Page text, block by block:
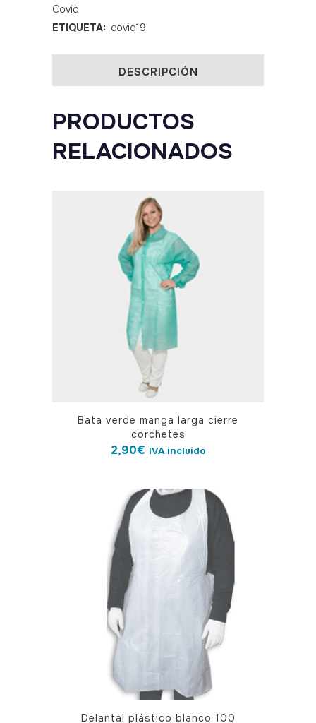
Covid
ETIQUETA: covid19
DESCRIPCIÓN
PRODUCTOS
RELACIONADOS
Bata verde manga larga cierre
corchetes
2,90€ IVA incluido
Delantal plástico blanco 100